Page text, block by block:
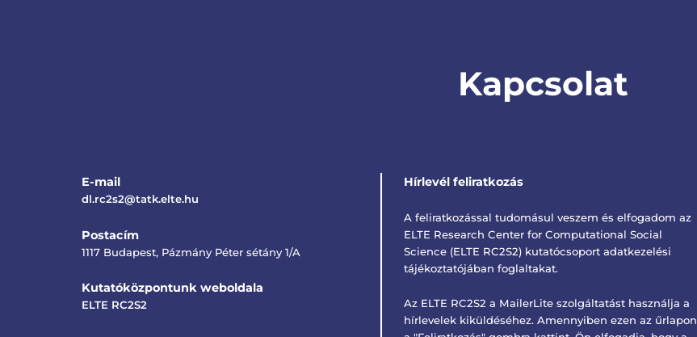
Kapcsolat
E-mail
dl.rc2s2@tatk.elte.hu
Postacím
1117 Budapest, Pázmány Péter sétány 1/A
Kutatóközpontunk weboldala
ELTE RC2S2
Hírlevél feliratkozás
A feliratkozással tudomásul veszem és elfogadom az
ELTE Research Center for Computational Social
Science (ELTE RC2S2) kutatócsoport adatkezelési
tájékoztatójában foglaltakat.
Az ELTE RC2S2 a MailerLite szolgáltatást használja a
hírlevelek kiküldéséhez. Amennyiben ezen az űrlapon